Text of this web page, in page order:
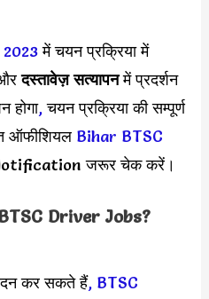
में चयन प्रक्रिया में
दस्तावेज़ सत्यापन में प्रदर्शन
होगा,चयन प्रक्रिया की सम्पूर्ण
ऑफीशियल Bihar BTSC
जरूर चेक करें।
DriverJobs?
कर सकते हैं, BTSC